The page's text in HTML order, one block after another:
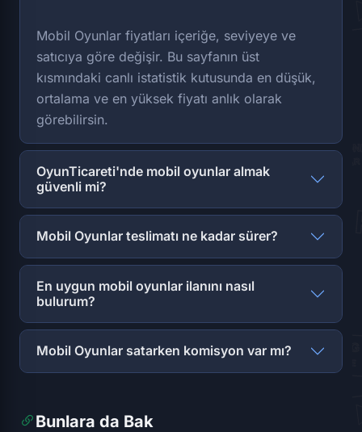
Mobil Oyunlar fiyatları içeriğe, seviyeye ve
satıcıya göre değişir. Bu sayfanın üst
kısmındaki canlı istatistik kutusunda en düşük,
ortalama ve en yüksek fiyatı anlık olarak
görebilirsin.
OyunTicareti'nde mobil oyunlar almak
güvenli mi?
Mobil Oyunlar teslimatı ne kadar sürer?
En uygun mobil oyunlar ilanını nasıl
bulurum?
Mobil Oyunlar satarken komisyon var mı?
Bunlara da Bak